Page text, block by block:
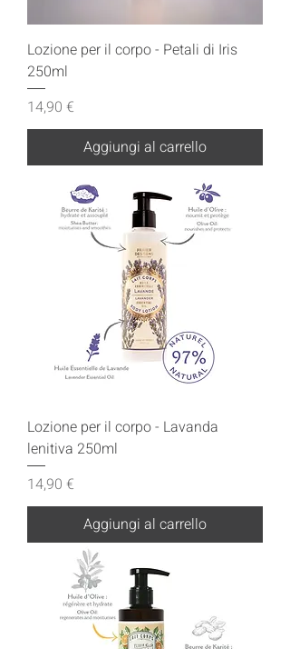
Lozione per il corpo - Petali di Iris
250ml
Prezzo
14,90 €
Aggiungi al carrello
Lozione per il corpo - Lavanda
lenitiva 250ml
Prezzo
14,90 €
Aggiungi al carrello